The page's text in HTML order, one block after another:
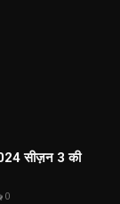
सीज़न 3 की
0